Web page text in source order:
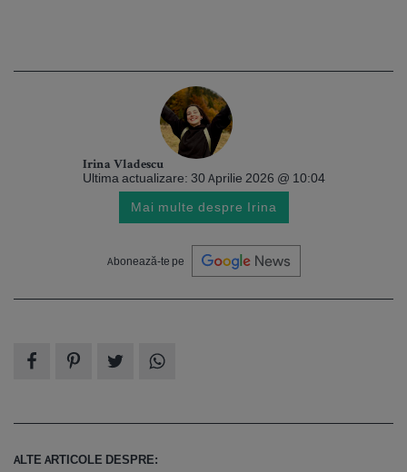
Irina Vladescu
Ultima actualizare: 30 Aprilie 2026 @ 10:04
Mai multe despre Irina
Abonează-te pe
ALTE ARTICOLE DESPRE: